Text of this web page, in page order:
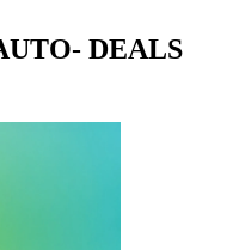
DEALS